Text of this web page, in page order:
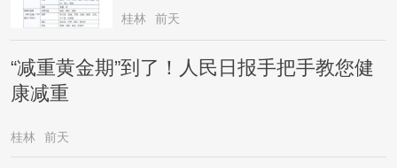
桂林 前天
“减重黄金期”到了！人民日报手把手教您健
康减重
桂林 前天